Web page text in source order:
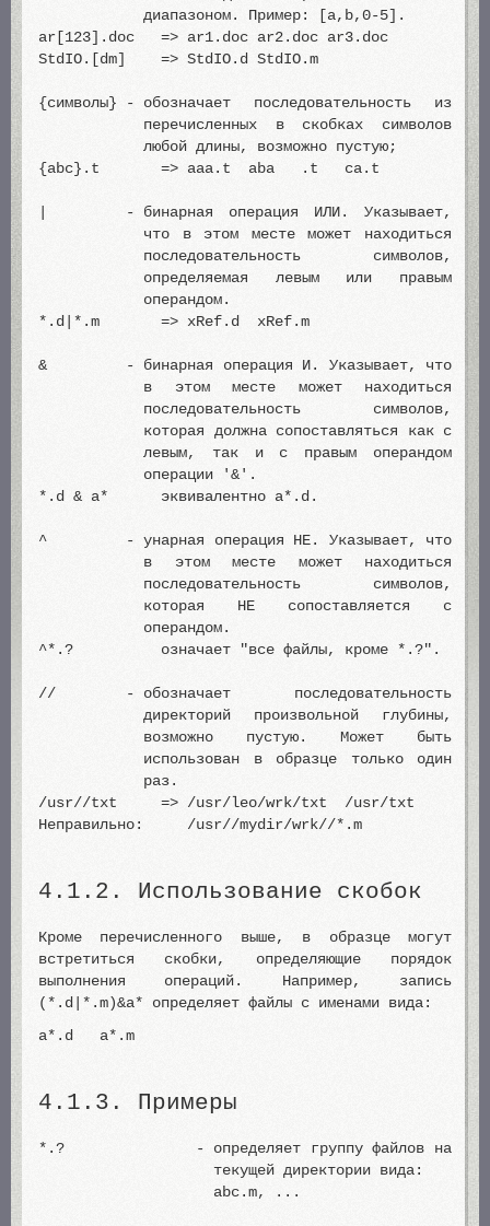
диапазоном. Пример: [a,b,0-5].
ar[123].doc => ar1.doc ar2.doc ar3.doc
StdIO.[dm] => StdIO.d StdIO.m
{символы} - обозначает последовательность из
перечисленных в скобках символов
любой длины, возможно пустую;
{abc}.t => aaa.t aba .t ca.t
| - бинарная операция ИЛИ. Указывает,
что в этом месте может находиться
последовательность символов,
определяемая левым или правым
операндом.
*.d|*.m => xRef.d xRef.m
& - бинарная операция И. Указывает, что
в этом месте может находиться
последовательность символов,
которая должна сопоставляться как с
левым, так и с правым операндом
операции '&'.
*.d & a* эквивалентно a*.d.
^ - унарная операция НЕ. Указывает, что
в этом месте может находиться
последовательность символов,
которая НЕ сопоставляется с
операндом.
^*.? означает "все файлы, кроме *.?".
// - обозначает последовательность
директорий произвольной глубины,
возможно пустую. Может быть
использован в образце только один
раз.
/usr//txt => /usr/leo/wrk/txt /usr/txt
Неправильно: /usr//mydir/wrk//*.m
4.1.2. Использование скобок
Кроме перечисленного выше, в образце могут
встретиться скобки, определяющие порядок
выполнения операций. Например, запись
(*.d|*.m)&a* определяет файлы с именами вида:
a*.d a*.m
4.1.3. Примеры
*.? - определяет группу файлов на
текущей директории вида:
abc.m, ...